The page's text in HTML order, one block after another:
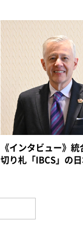
《インタビュー》
切り札「IBCS」の